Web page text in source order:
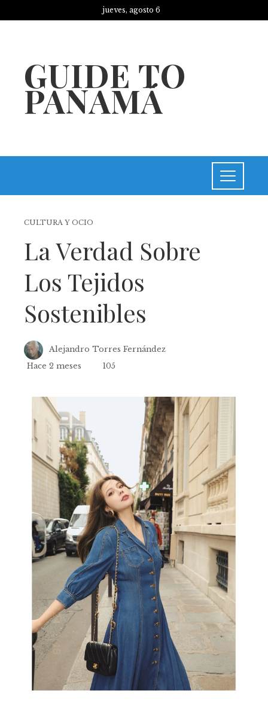
jueves, agosto 6
GUIDE TO
PANAMÁ
CULTURA Y OCIO
La Verdad Sobre
Los Tejidos
Sostenibles
Alejandro Torres Fernández
Hace 2 meses
105